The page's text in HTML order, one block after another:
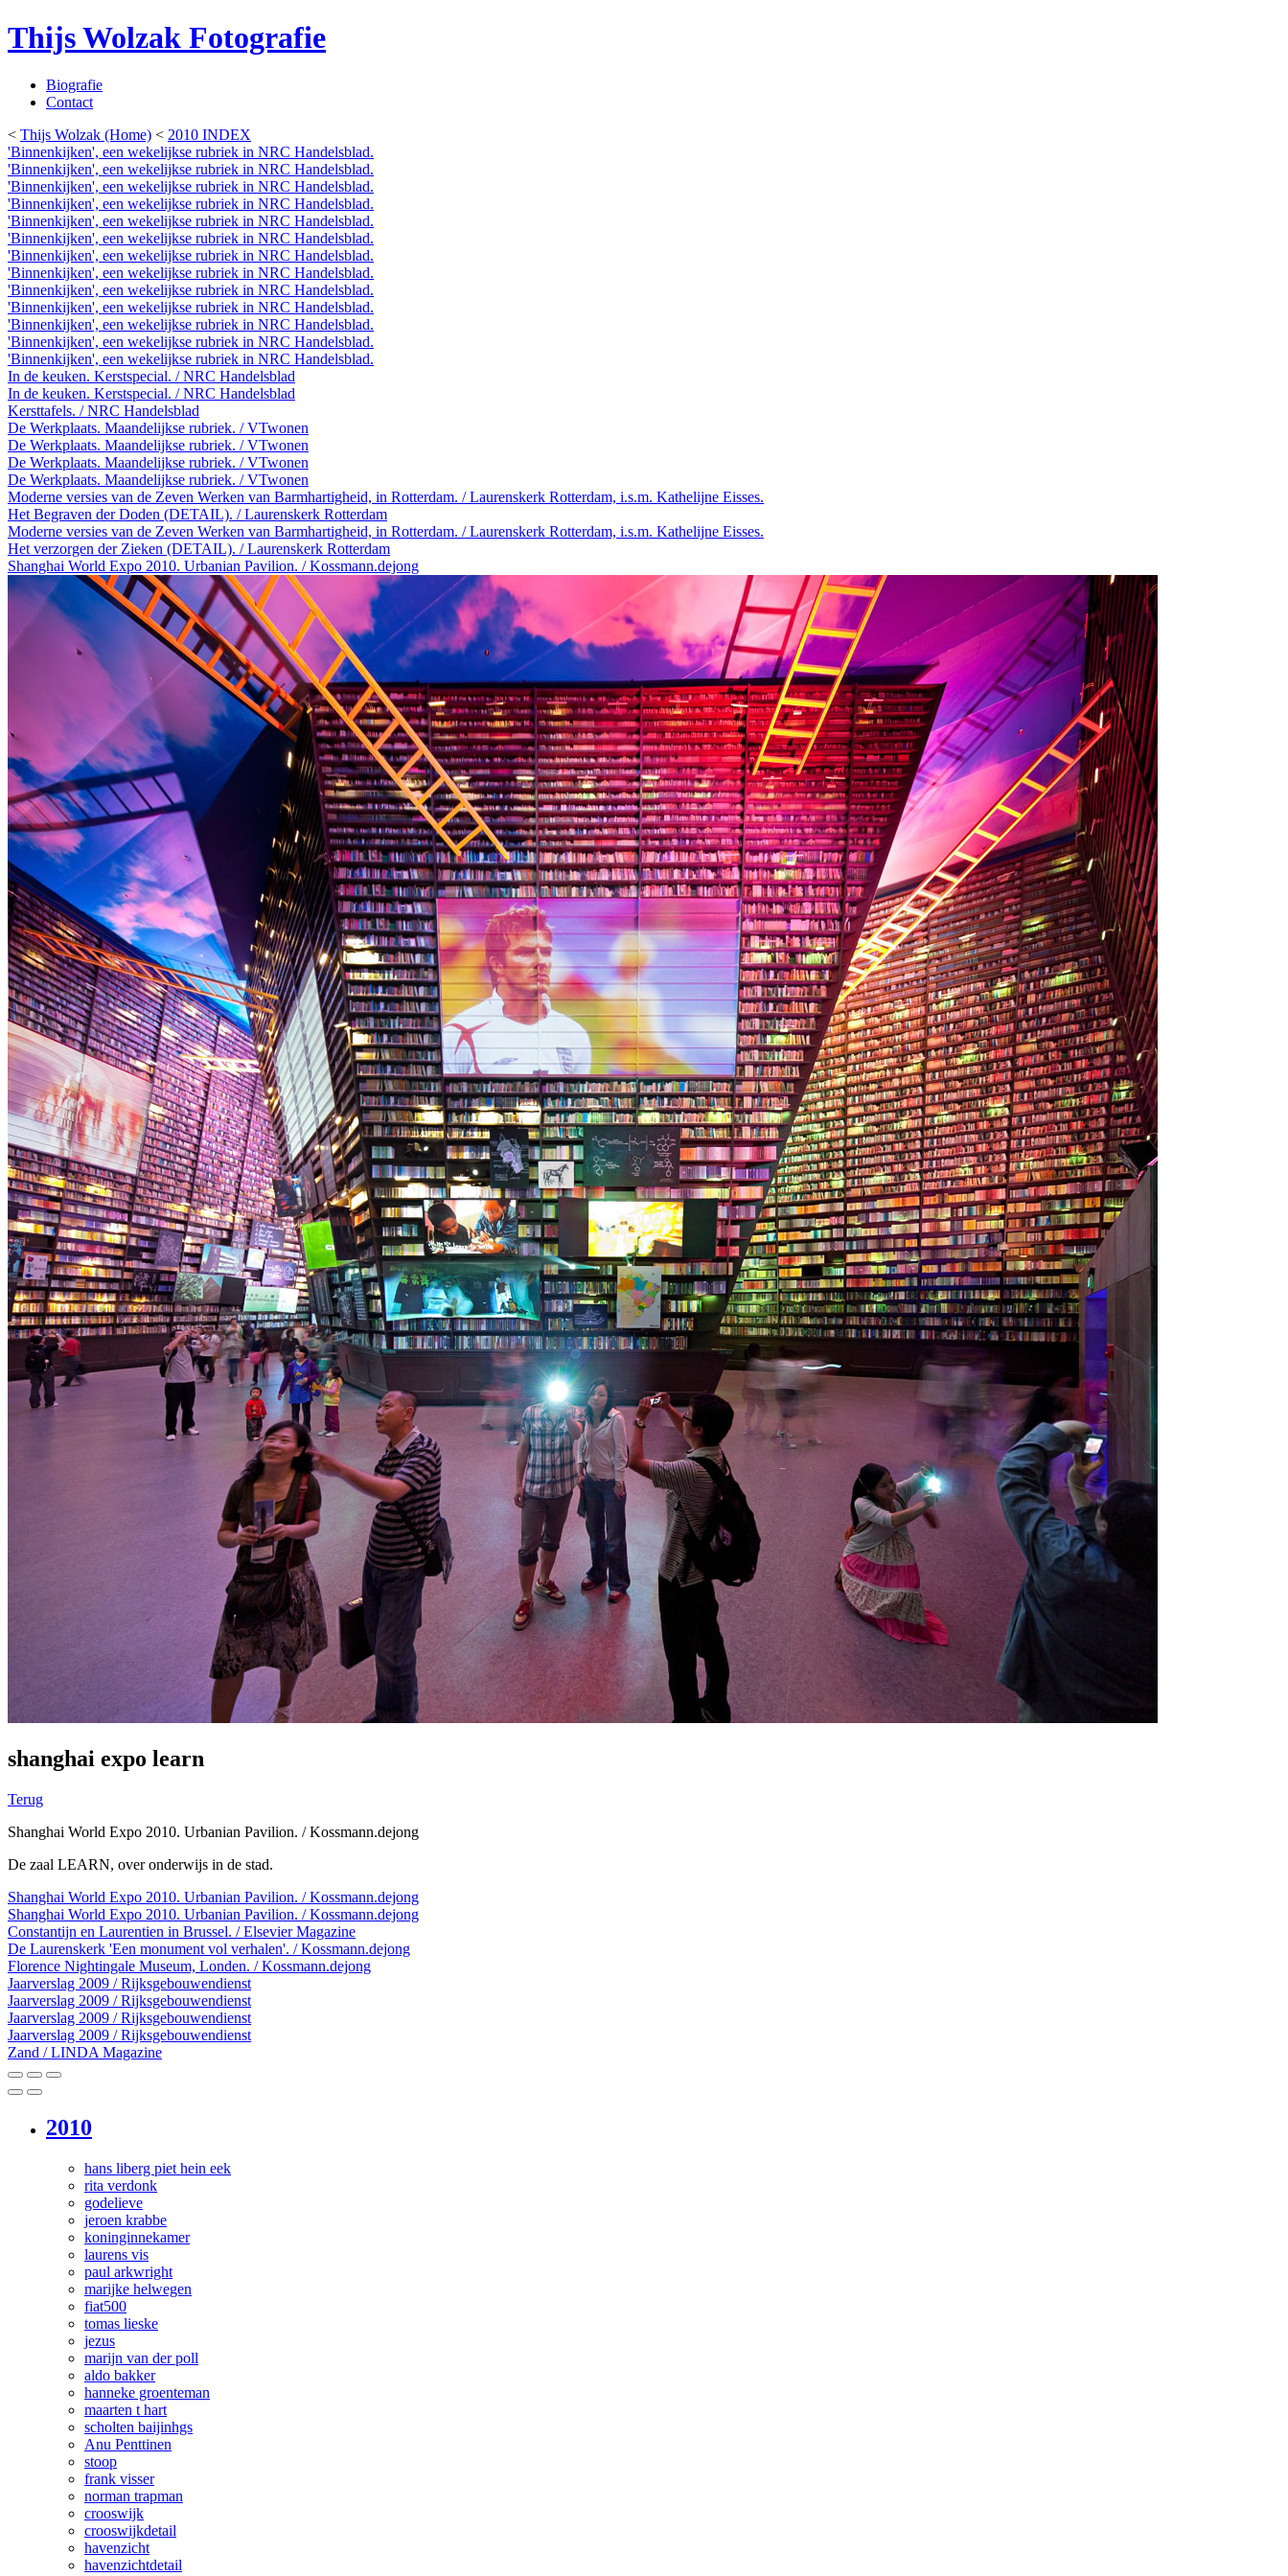
Thijs Wolzak Fotografie
Biografie
Contact
< Thijs Wolzak (Home) < 2010 INDEX
'Binnenkijken', een wekelijkse rubriek in NRC Handelsblad.
'Binnenkijken', een wekelijkse rubriek in NRC Handelsblad.
'Binnenkijken', een wekelijkse rubriek in NRC Handelsblad.
'Binnenkijken', een wekelijkse rubriek in NRC Handelsblad.
'Binnenkijken', een wekelijkse rubriek in NRC Handelsblad.
'Binnenkijken', een wekelijkse rubriek in NRC Handelsblad.
'Binnenkijken', een wekelijkse rubriek in NRC Handelsblad.
'Binnenkijken', een wekelijkse rubriek in NRC Handelsblad.
'Binnenkijken', een wekelijkse rubriek in NRC Handelsblad.
'Binnenkijken', een wekelijkse rubriek in NRC Handelsblad.
'Binnenkijken', een wekelijkse rubriek in NRC Handelsblad.
'Binnenkijken', een wekelijkse rubriek in NRC Handelsblad.
'Binnenkijken', een wekelijkse rubriek in NRC Handelsblad.
In de keuken. Kerstspecial. / NRC Handelsblad
In de keuken. Kerstspecial. / NRC Handelsblad
Kersttafels. / NRC Handelsblad
De Werkplaats. Maandelijkse rubriek. / VTwonen
De Werkplaats. Maandelijkse rubriek. / VTwonen
De Werkplaats. Maandelijkse rubriek. / VTwonen
De Werkplaats. Maandelijkse rubriek. / VTwonen
Moderne versies van de Zeven Werken van Barmhartigheid, in Rotterdam. / Laurenskerk Rotterdam, i.s.m. Kathelijne Eisses.
Het Begraven der Doden (DETAIL). / Laurenskerk Rotterdam
Moderne versies van de Zeven Werken van Barmhartigheid, in Rotterdam. / Laurenskerk Rotterdam, i.s.m. Kathelijne Eisses.
Het verzorgen der Zieken (DETAIL). / Laurenskerk Rotterdam
Shanghai World Expo 2010. Urbanian Pavilion. / Kossmann.dejong
shanghai expo learn
Terug
Shanghai World Expo 2010. Urbanian Pavilion. / Kossmann.dejong
De zaal LEARN, over onderwijs in de stad.
Shanghai World Expo 2010. Urbanian Pavilion. / Kossmann.dejong
Shanghai World Expo 2010. Urbanian Pavilion. / Kossmann.dejong
Constantijn en Laurentien in Brussel. / Elsevier Magazine
De Laurenskerk 'Een monument vol verhalen'. / Kossmann.dejong
Florence Nightingale Museum, Londen. / Kossmann.dejong
Jaarverslag 2009 / Rijksgebouwendienst
Jaarverslag 2009 / Rijksgebouwendienst
Jaarverslag 2009 / Rijksgebouwendienst
Jaarverslag 2009 / Rijksgebouwendienst
Zand / LINDA Magazine
2010
hans liberg piet hein eek
rita verdonk
godelieve
jeroen krabbe
koninginnekamer
laurens vis
paul arkwright
marijke helwegen
fiat500
tomas lieske
jezus
marijn van der poll
aldo bakker
hanneke groenteman
maarten t hart
scholten baijinhgs
Anu Penttinen
stoop
frank visser
norman trapman
crooswijk
crooswijkdetail
havenzicht
havenzichtdetail